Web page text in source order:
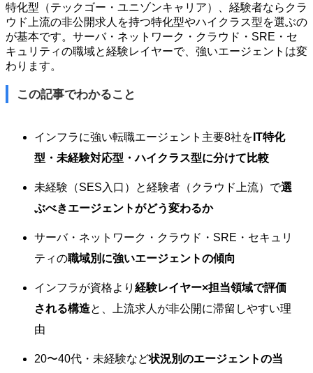
特化型（テックゴー・ユニゾンキャリア）、経験者ならクラ
ウド上流の非公開求人を持つ特化型やハイクラス型を選ぶの
が基本です。サーバ・ネットワーク・クラウド・SRE・セ
キュリティの職域と経験レイヤーで、強いエージェントは変
わります。
この記事でわかること
インフラに強い転職エージェント主要8社を IT特化
型・未経験対応型・ハイクラス型に分けて比較
未経験（SES入口）と経験者（クラウド上流）で選
ぶべきエージェントがどう変わるか
サーバ・ネットワーク・クラウド・SRE・セキュリ
ティの職域別に強いエージェントの傾向
インフラが資格より 経験レイヤー×担当領域で評価
される構造と、上流求人が非公開に滞留しやすい理
由
20〜40代・未経験など状況別のエージェントの当